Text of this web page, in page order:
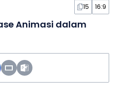
15 16:9
Animasi dalam